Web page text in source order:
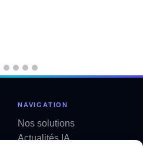
NAVIGATION
Nos solutions
Actualités IA